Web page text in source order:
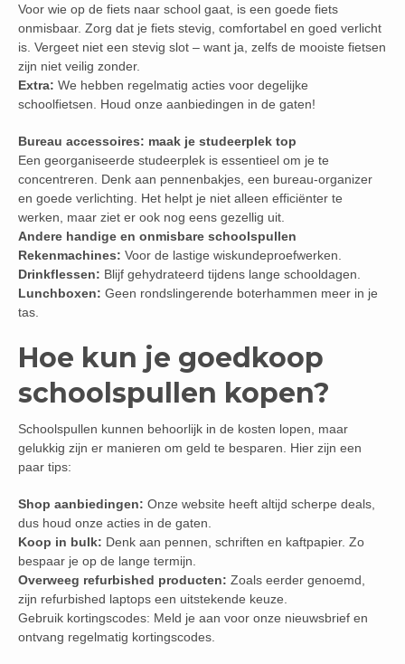
Voor wie op de fiets naar school gaat, is een goede fiets
onmisbaar. Zorg dat je fiets stevig, comfortabel en goed verlicht
is. Vergeet niet een stevig slot – want ja, zelfs de mooiste fietsen
zijn niet veilig zonder.
Extra: We hebben regelmatig acties voor degelijke
schoolfietsen. Houd onze aanbiedingen in de gaten!
Bureau accessoires: maak je studeerplek top
Een georganiseerde studeerplek is essentieel om je te
concentreren. Denk aan pennenbakjes, een bureau-organizer
en goede verlichting. Het helpt je niet alleen efficiënter te
werken, maar ziet er ook nog eens gezellig uit.
Andere handige en onmisbare schoolspullen
Rekenmachines: Voor de lastige wiskundeproefwerken.
Drinkflessen: Blijf gehydrateerd tijdens lange schooldagen.
Lunchboxen: Geen rondslingerende boterhammen meer in je
tas.
Hoe kun je goedkoop
schoolspullen kopen?
Schoolspullen kunnen behoorlijk in de kosten lopen, maar
gelukkig zijn er manieren om geld te besparen. Hier zijn een
paar tips:
Shop aanbiedingen: Onze website heeft altijd scherpe deals,
dus houd onze acties in de gaten.
Koop in bulk: Denk aan pennen, schriften en kaftpapier. Zo
bespaar je op de lange termijn.
Overweeg refurbished producten: Zoals eerder genoemd,
zijn refurbished laptops een uitstekende keuze.
Gebruik kortingscodes: Meld je aan voor onze nieuwsbrief en
ontvang regelmatig kortingscodes.